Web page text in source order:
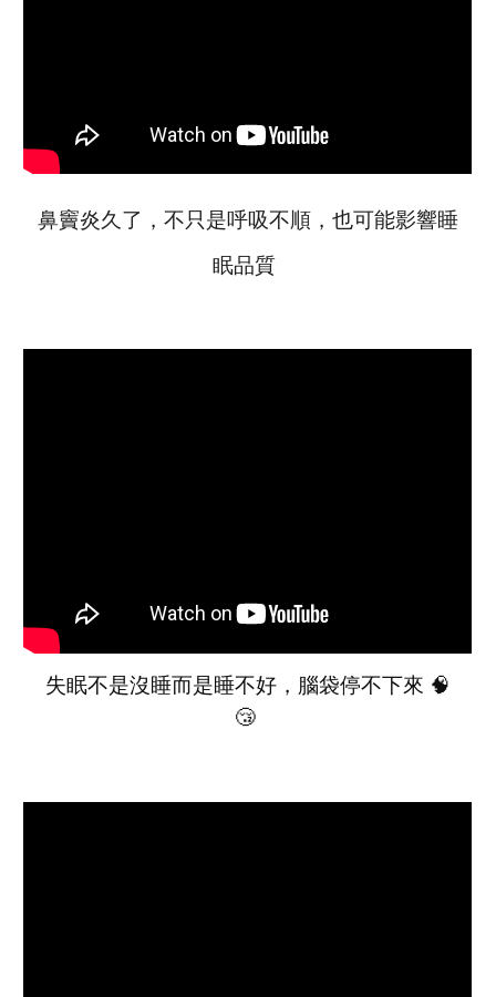
鼻竇炎久了，不只是呼吸不順，也可能影響睡
眠品質
失眠不是沒睡而是睡不好，腦袋停不下來 🧠
😴